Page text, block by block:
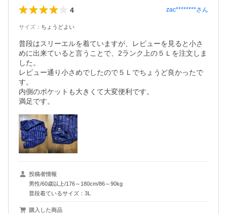
4 zac********さん
サイズ ： ちょうどよい
普段はスリーエルを着ていますが、レビューを見ると小さ
めに出来ていると言うことで、2ランク上の５Ｌを注文しま
した。
レビュー通り小さめでしたので５Ｌでちょうど良かったで
す。
内側のポケットも大きくて大変便利です。
満足です。
投稿者情報
男性/60歳以上/176～180cm/86～90kg
普段着ているサイズ：3L
購入した商品